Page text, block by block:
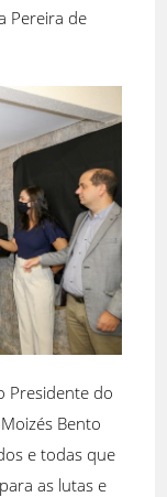
Pereira de
Presidente do
Bento
e todas que
as lutas e